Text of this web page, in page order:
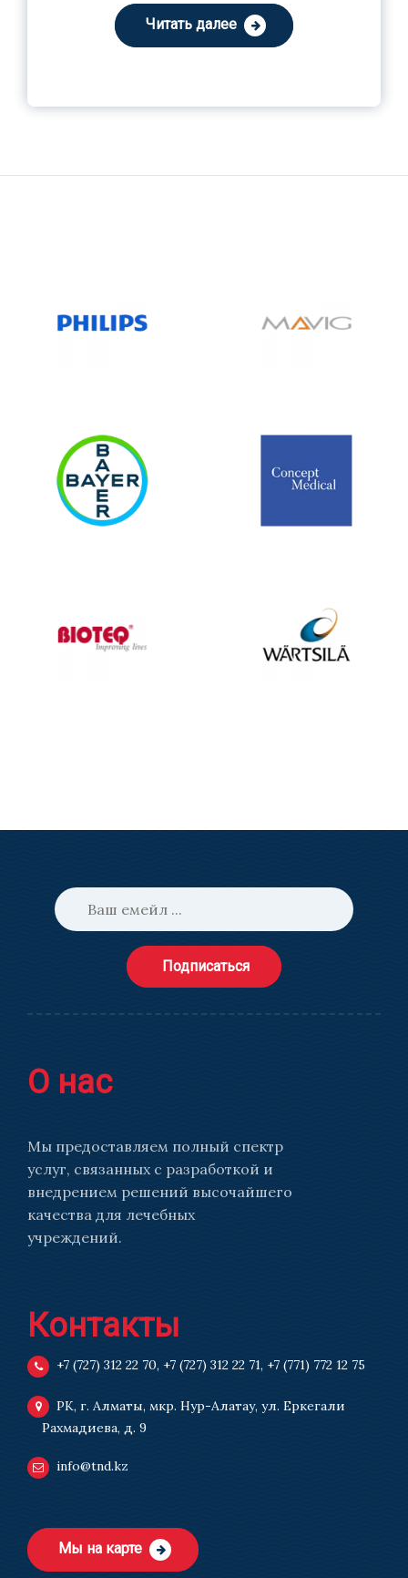
Читать далее
Подписаться
О нас
Мы предоставляем полный спектр
услуг, связанных с разработкой и
внедрением решений высочайшего
качества для лечебных
учреждений.
Контакты
+7 (727) 312 22 70, +7 (727) 312 22 71, +7 (771) 772 12 75
РК, г. Алматы, мкр. Нур-Алатау, ул. Еркегали
Рахмадиева, д. 9
info@tnd.kz
Мы на карте